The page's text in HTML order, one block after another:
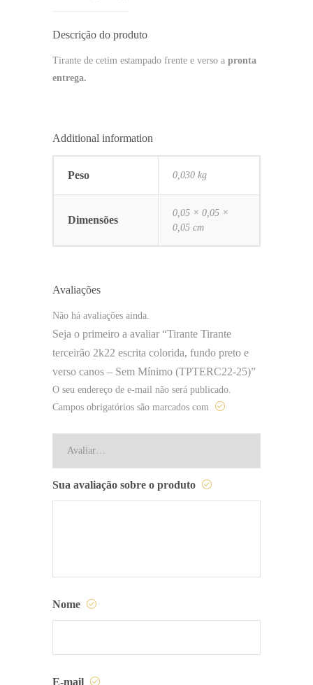
Descrição do produto
Tirante de cetim estampado frente e verso a pronta
entrega.
Additional information
Peso 0,030 kg
Dimensões
0,05 × 0,05 ×
0,05 cm
Avaliações
Não há avaliações ainda.
Seja o primeiro a avaliar “Tirante Tirante
terceirão 2k22 escrita colorida, fundo preto e
verso canos – Sem Mínimo (TPTERC22-25)”
O seu endereço de e-mail não será publicado.
Campos obrigatórios são marcados com
Sua avaliação sobre o produto
Nome
E-mail